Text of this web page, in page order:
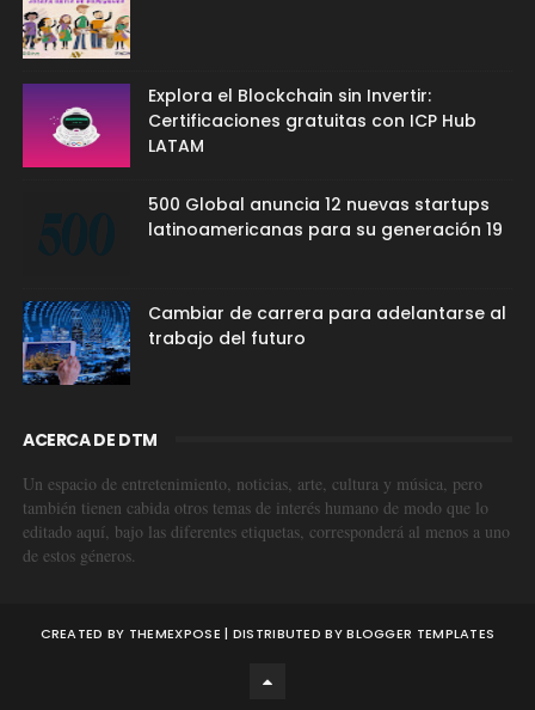
Explora el Blockchain sin Invertir:
Certificaciones gratuitas con ICP Hub
LATAM
500 Global anuncia 12 nuevas startups
latinoamericanas para su generación 19
Cambiar de carrera para adelantarse al
trabajo del futuro
ACERCA DE DTM
Un espacio de entretenimiento, noticias, arte, cultura y música, pero
también tienen cabida otros temas de interés humano de modo que lo
editado aquí, bajo las diferentes etiquetas, corresponderá al menos a uno
de estos géneros.
CREATED BY THEMEXPOSE | DISTRIBUTED BYBLOGGER TEMPLATES